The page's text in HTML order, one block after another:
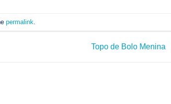
permalink
Topo de Bolo Menina